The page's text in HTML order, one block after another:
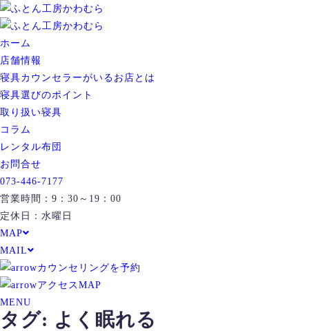
ホーム
店舗情報
寝具カウンセラーがいるお店とは
寝具選びのポイント
取り扱い寝具
コラム
レンタル布団
お問合せ
073-446-7177
営業時間：9：30～19：00
定休日：水曜日
MAP
MAIL
カウンセリングを予約
アクセスMAP
MENU
タグ: よく眠れる